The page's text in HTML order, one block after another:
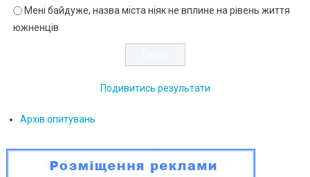
Мені байдуже, назва міста ніяк не вплине на рівень життя
южненців
Подивитись результати
Архів опитувань